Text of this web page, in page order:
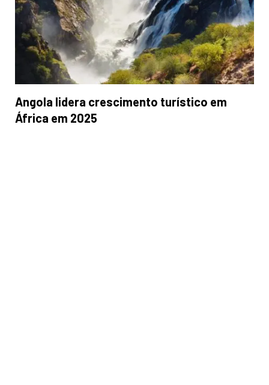
Angola lidera crescimento turístico em
África em 2025